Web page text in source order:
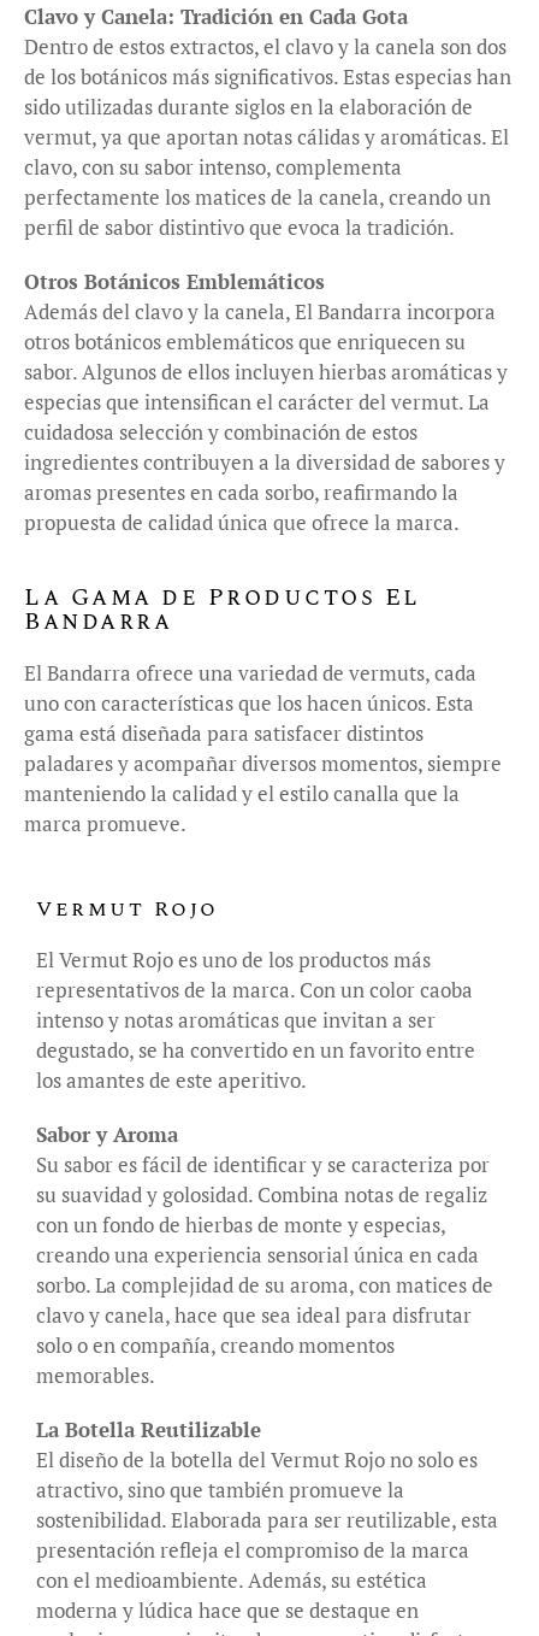
Clavo y Canela: Tradición en Cada Gota
Dentro de estos extractos, el clavo y la canela son dos
de los botánicos más significativos. Estas especias han
sido utilizadas durante siglos en la elaboración de
vermut, ya que aportan notas cálidas y aromáticas. El
clavo, con su sabor intenso, complementa
perfectamente los matices de la canela, creando un
perfil de sabor distintivo que evoca la tradición.
Otros Botánicos Emblemáticos
Además del clavo y la canela, El Bandarra incorpora
otros botánicos emblemáticos que enriquecen su
sabor. Algunos de ellos incluyen hierbas aromáticas y
especias que intensifican el carácter del vermut. La
cuidadosa selección y combinación de estos
ingredientes contribuyen a la diversidad de sabores y
aromas presentes en cada sorbo, reafirmando la
propuesta de calidad única que ofrece la marca.
La Gama de Productos El
Bandarra
El Bandarra ofrece una variedad de vermuts, cada
uno con características que los hacen únicos. Esta
gama está diseñada para satisfacer distintos
paladares y acompañar diversos momentos, siempre
manteniendo la calidad y el estilo canalla que la
marca promueve.
Vermut Rojo
El Vermut Rojo es uno de los productos más
representativos de la marca. Con un color caoba
intenso y notas aromáticas que invitan a ser
degustado, se ha convertido en un favorito entre
los amantes de este aperitivo.
Sabor y Aroma
Su sabor es fácil de identificar y se caracteriza por
su suavidad y golosidad. Combina notas de regaliz
con un fondo de hierbas de monte y especias,
creando una experiencia sensorial única en cada
sorbo. La complejidad de su aroma, con matices de
clavo y canela, hace que sea ideal para disfrutar
solo o en compañía, creando momentos
memorables.
La Botella Reutilizable
El diseño de la botella del Vermut Rojo no solo es
atractivo, sino que también promueve la
sostenibilidad. Elaborada para ser reutilizable, esta
presentación refleja el compromiso de la marca
con el medioambiente. Además, su estética
moderna y lúdica hace que se destaque en